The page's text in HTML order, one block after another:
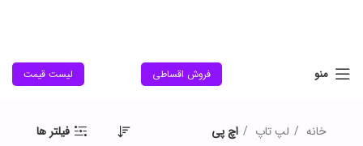
منو فروش اقساطی لیست قیمت
خانه لپ تاپ اچ پی فیلتر ها